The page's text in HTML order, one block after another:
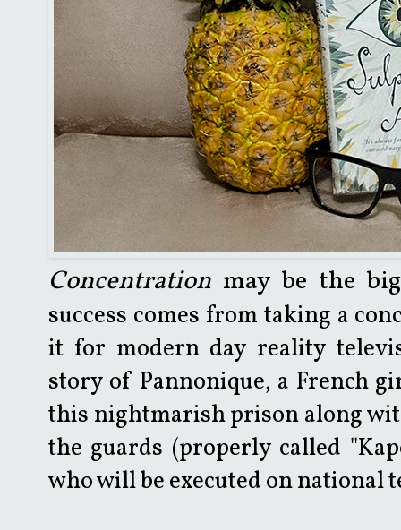
Concentration may be the
success comes from taking a
it for modern day reality
story of Pannonique, a French
this nightmarish prison along
the guards (properly called
who will be executed on national